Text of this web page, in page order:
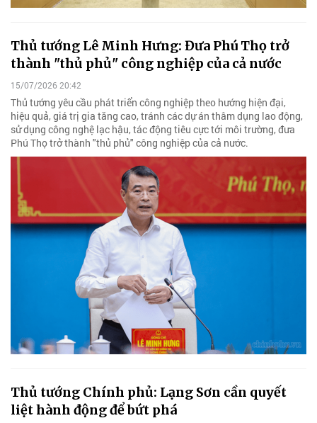
Thủ tướng Lê Minh Hưng: Đưa Phú Thọ trở
thành "thủ phủ" công nghiệp của cả nước
15/07/2026 20:42
Thủ tướng yêu cầu phát triển công nghiệp theo hướng hiện đại,
hiệu quả, giá trị gia tăng cao, tránh các dự án thâm dụng lao động,
sử dụng công nghệ lạc hậu, tác động tiêu cực tới môi trường, đưa
Phú Thọ trở thành "thủ phủ" công nghiệp của cả nước.
Thủ tướng Chính phủ: Lạng Sơn cần quyết
liệt hành động để bứt phá